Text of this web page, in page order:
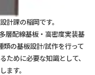
課の稲岡です。
層配線基板・高密度実装基
類の基板設計/試作を行って
ために必要な知識として、
ます。